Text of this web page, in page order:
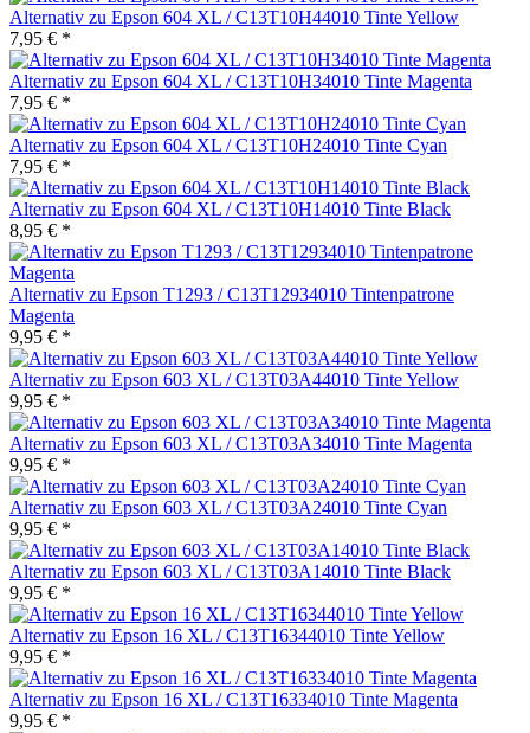
Alternativ zu Epson 604 XL / C13T10H44010 Tinte Yellow
7,95 € *
Alternativ zu Epson 604 XL / C13T10H34010 Tinte Magenta
7,95 € *
Alternativ zu Epson 604 XL / C13T10H24010 Tinte Cyan
7,95 € *
Alternativ zu Epson 604 XL / C13T10H14010 Tinte Black
8,95 € *
Alternativ zu Epson T1293 / C13T12934010 Tintenpatrone
Magenta
9,95 € *
Alternativ zu Epson 603 XL / C13T03A44010 Tinte Yellow
9,95 € *
Alternativ zu Epson 603 XL / C13T03A34010 Tinte Magenta
9,95 € *
Alternativ zu Epson 603 XL / C13T03A24010 Tinte Cyan
9,95 € *
Alternativ zu Epson 603 XL / C13T03A14010 Tinte Black
9,95 € *
Alternativ zu Epson 16 XL / C13T16344010 Tinte Yellow
9,95 € *
Alternativ zu Epson 16 XL / C13T16334010 Tinte Magenta
9,95 € *